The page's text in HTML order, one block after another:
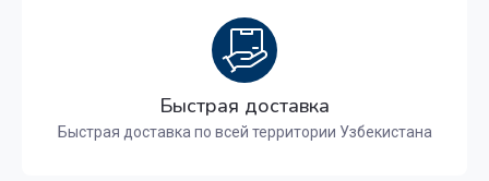
Быстрая доставка
Быстрая доставка по всей территории Узбекистана